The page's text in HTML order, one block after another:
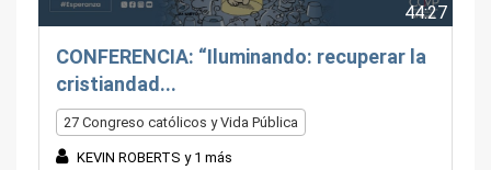
44:27
CONFERENCIA: “Iluminando: recuperar la
cristiandad...
27 Congreso católicos y Vida Pública
KEVIN ROBERTS y 1 más